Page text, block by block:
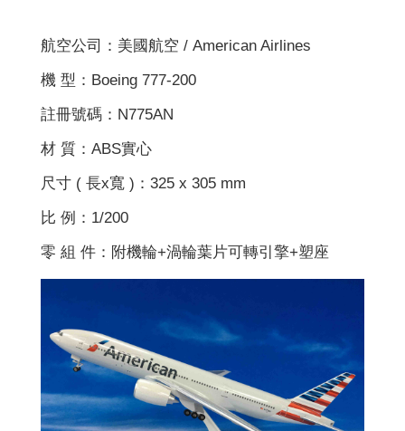
航空公司：美國航空 / American Airlines
機 型：Boeing 777-200
註冊號碼：N775AN
材 質：ABS實心
尺寸 ( 長x寬 )：325 x 305 mm
比 例：1/200
零 組 件：附機輪+渦輪葉片可轉引擎+塑座